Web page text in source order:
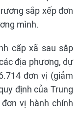
sắp xếp đơn
mình.
cấp xã sau sắp
địa phương, dự
đơn vị (giảm
định của Trung
vị hành chính